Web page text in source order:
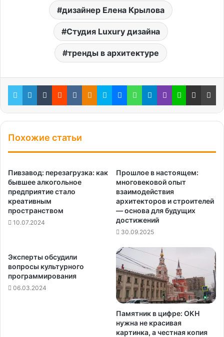
дизайнер Елена Крылова
Студия Luxury дизайна
тренды в архитектуре
TwitterLinkedInTumblrRedditВконтакте
Одноклассники
SkypeMessenger
WhatsApp
Telegram
ViberLine Поделиться через электронную почту
Похожие статьи
Пивзавод: перезагрузка: как
бывшее алкогольное
предприятие стало
креативным
пространством
10.07.2024
Прошлое в настоящем:
многовековой опыт
взаимодействия
архитекторов и строителей
— основа для будущих
достижений
30.09.2025
Эксперты обсудили
вопросы культурного
программирования
06.03.2024
Памятник в цифре: ОКН
нужна не красивая
картинка, а честная копия